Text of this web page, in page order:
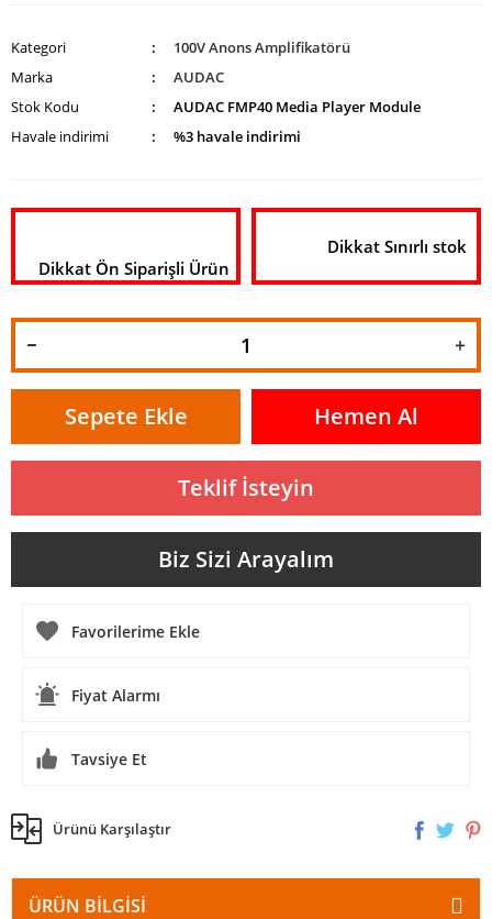
Kategori
100V Anons Amplifikatörü
Marka
AUDAC
Stok Kodu
AUDAC FMP40 Media Player Module
Havale indirimi
%3 havale indirimi
Dikkat Ön Siparişli Ürün
Dikkat Sınırlı stok
Sepete Ekle Hemen Al
Teklif İsteyin
Biz Sizi Arayalım
Fiyat Alarmı
Tavsiye Et
Ürünü Karşılaştır
ÜRÜN BILGISI